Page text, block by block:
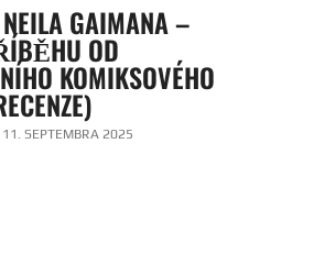
GAIMANA –
OD
KOMIKSOVÉHO
11. SEPTEMBRA 2025